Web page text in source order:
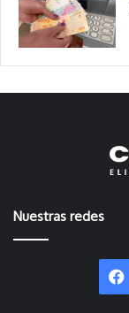
Nuestras redes